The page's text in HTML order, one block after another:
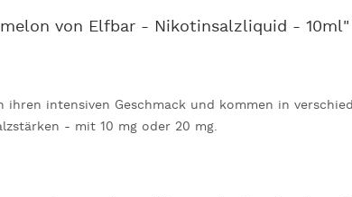
von Elfbar - Nikotinsalzliquid - 10ml"
intensiven Geschmack und kommen in
- mit 10 mg oder 20 mg.